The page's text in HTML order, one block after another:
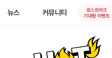
뉴스 커뮤니티
로스트아크
기대평 이벤트